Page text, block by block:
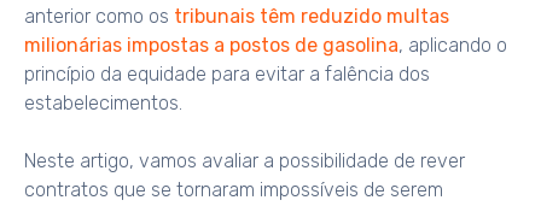
anterior como os tribunais têm reduzido multas
milionárias impostas a postos de gasolina, aplicando o
princípio da equidade para evitar a falência dos
estabelecimentos.
Neste artigo, vamos avaliar a possibilidade de rever
contratos que se tornaram impossíveis de serem